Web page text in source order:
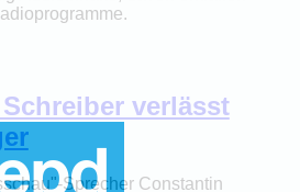
verlässt
Sprecher Constantin